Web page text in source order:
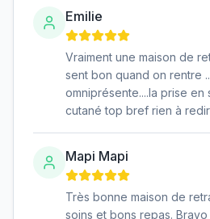
Emilie
Vraiment une maison de
sent bon quand on rentre
omniprésente....la prise en
cutané top bref rien à
Mapi Mapi
Très bonne maison de
soins et bons repas. Bravo